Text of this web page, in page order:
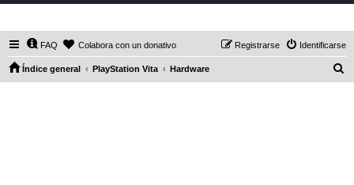
FAQ Colabora con un donativo Identificarse
Registrarse
Índice general PlayStation Vita Hardware